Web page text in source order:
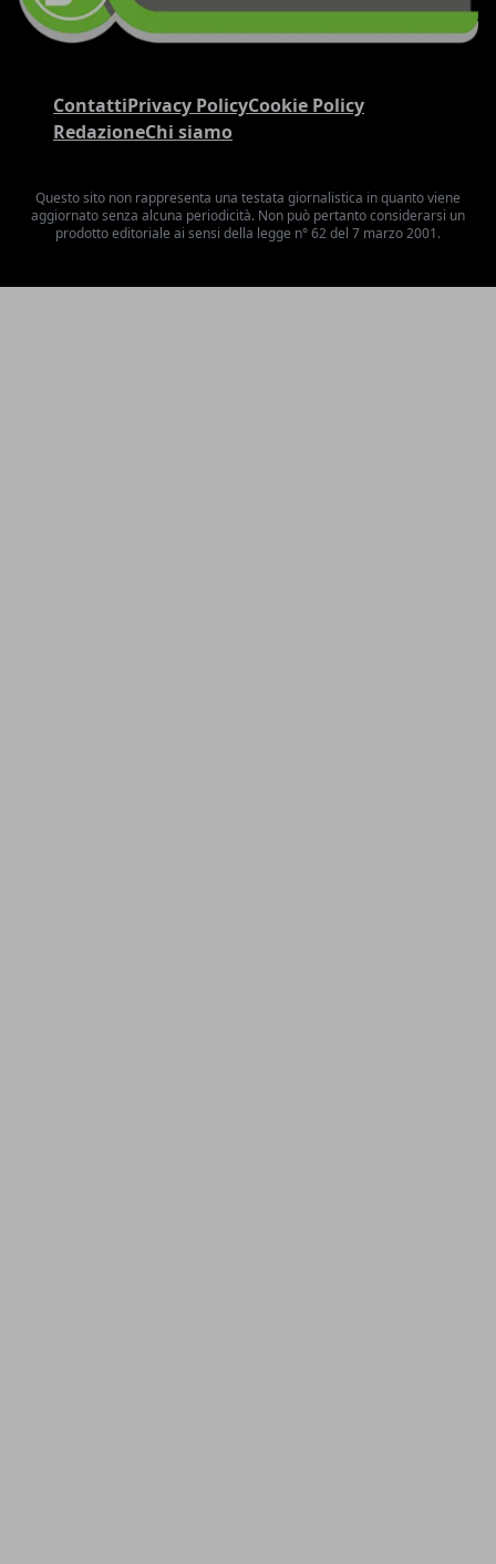
ContattiPrivacy PolicyCookie Policy
RedazioneChi siamo
Questo sito non rappresenta una testata giornalistica in quanto viene
aggiornato senza alcuna periodicità. Non può pertanto considerarsi un
prodotto editoriale ai sensi della legge n° 62 del 7 marzo 2001.